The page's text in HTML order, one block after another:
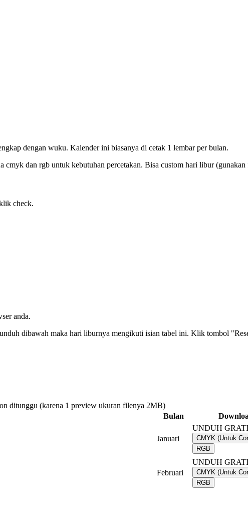
dengan wuku. Kalender ini biasanya di cetak 1 lembar per bulan.
dan rgb untuk kebutuhan percetakan. Bisa custom hari libur
check.
anda.
dibawah maka hari liburnya mengikuti isian tabel ini. Klik tombol
ditunggu (karena 1 preview ukuran filenya 2MB)
Bulan
Januari
UNDUH
CMYK (Untuk
RGB
Februari
UNDUH
CMYK (Untuk
RGB